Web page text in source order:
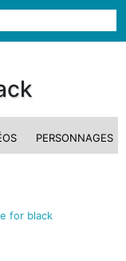
PERSONNAGES
for black